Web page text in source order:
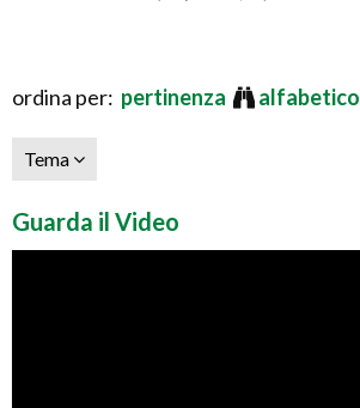
ordina per: pertinenza alfabetico
Tema
Guarda il Video